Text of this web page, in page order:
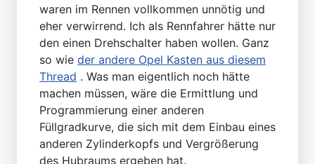
waren im Rennen vollkommen unnötig und
eher verwirrend. Ich als Rennfahrer hätte nur
den einen Drehschalter haben wollen. Ganz
so wie der andere Opel Kasten aus diesem
Thread . Was man eigentlich noch hätte
machen müssen, wäre die Ermittlung und
Programmierung einer anderen
Füllgradkurve, die sich mit dem Einbau eines
anderen Zylinderkopfs und Vergrößerung
des Hubraums ergeben hat.